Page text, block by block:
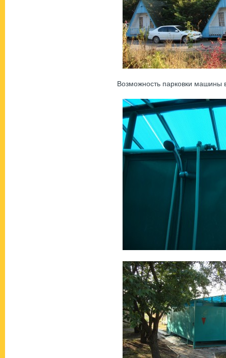
Возможность парковки машины